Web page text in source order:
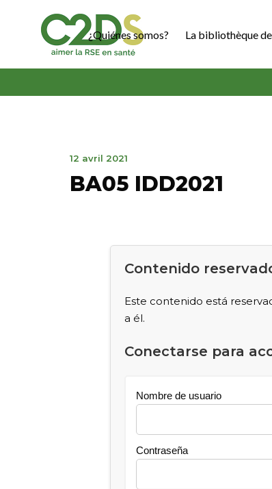
contenido
¿Quiénes somos? La bibliothèque de
12 avril 2021
2021
BA05 IDD2021
Contenido
Este contenido está
a él.
Conectarse para
Nombre de usuario
Contraseña